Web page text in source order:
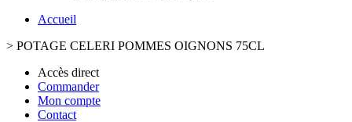
Accueil
> POTAGE CELERI POMMES OIGNONS 75CL
Accès direct
Commander
Mon compte
Contact